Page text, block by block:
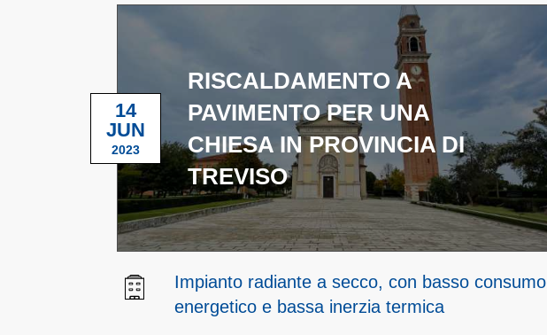
RISCALDAMENTO A
PAVIMENTO PER UNA
CHIESA IN PROVINCIA DI
TREVISO
14
JUN
2023
Impianto radiante a secco, con basso consumo
energetico e bassa inerzia termica